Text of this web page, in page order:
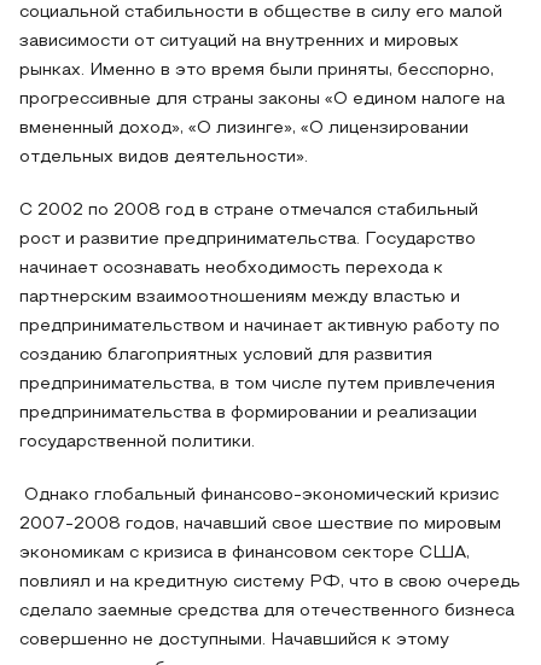
социальной стабильности в обществе в силу его малой
зависимости от ситуаций на внутренних и мировых
рынках. Именно в это время были приняты, бесспорно,
прогрессивные для страны законы «О едином налоге на
вмененный доход», «О лизинге», «О лицензировании
отдельных видов деятельности».
С 2002 по 2008 год в стране отмечался стабильный
рост и развитие предпринимательства. Государство
начинает осознавать необходимость перехода к
партнерским взаимоотношениям между властью и
предпринимательством и начинает активную работу по
созданию благоприятных условий для развития
предпринимательства, в том числе путем привлечения
предпринимательства в формировании и реализации
государственной политики.
Однако глобальный финансово-экономический кризис
2007-2008 годов, начавший свое шествие по мировым
экономикам с кризиса в финансовом секторе США,
повлиял и на кредитную систему РФ, что в свою очередь
сделало заемные средства для отечественного бизнеса
совершенно не доступными. Начавшийся к этому